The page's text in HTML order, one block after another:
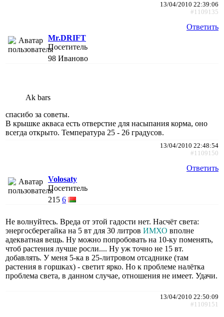
13/04/2010 22:39:06
#1109135
Ответить
Mr.DRIFT
Посетитель
98 Иваново
Ak bars
спасибо за советы.
В крышке акваса есть отверстие для насыпания корма, оно
всегда открыто. Температура 25 - 26 градусов.
13/04/2010 22:48:54
#1109150
Ответить
Volosaty
Посетитель
215 6
Не волнуйтесь. Вреда от этой гадости нет. Насчёт света:
энергосберегайка на 5 вт для 30 литров ИМХО вполне
адекватная вещь. Ну можно попробовать на 10-ку поменять,
чтоб растения лучше росли.... Ну уж точно не 15 вт.
добавлять. У меня 5-ка в 25-литровом отсаднике (там
растения в горшках) - светит ярко. Но к проблеме налётка
проблема света, в данном случае, отношения не имеет. Удачи.
13/04/2010 22:50:09
#1109151